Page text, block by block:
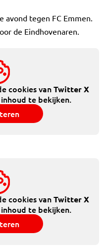
avond tegen FC Emmen.
de Eindhovenaren.
cookies vanTwitter X
te bekijken.
cookies vanTwitter X
te bekijken.